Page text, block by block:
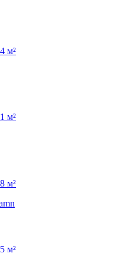
м²
м²
м²
м²